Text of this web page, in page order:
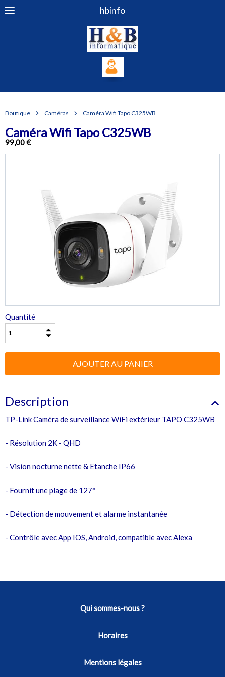
hbinfo
Boutique Caméras Caméra Wifi Tapo C325WB
Caméra Wifi Tapo C325WB
99,00 €
Quantité
Description
TP-Link Caméra de surveillance WiFi extérieur TAPO C325WB
- Résolution 2K - QHD
- Vision nocturne nette & Etanche IP66
- Fournit une plage de 127°
- Détection de mouvement et alarme instantanée
- Contrôle avec App IOS, Android, compatible avec Alexa
Qui sommes-nous ?
Horaires
Mentions légales